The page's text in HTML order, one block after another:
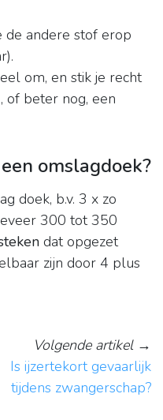
de andere stof erop
om, en stik je recht
of beter nog, een
omslagdoek?
doek, b.v. 3 x zo
300 tot 350
dat opgezet
zijn door 4 plus
Volgende artikel→
Is ijzertekort gevaarlijk
tijdens zwangerschap?